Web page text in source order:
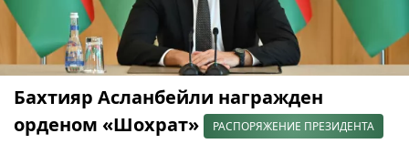
Бахтияр Асланбейли награжден
орденом «Шохрат»
РАСПОРЯЖЕНИЕ ПРЕЗИДЕНТА